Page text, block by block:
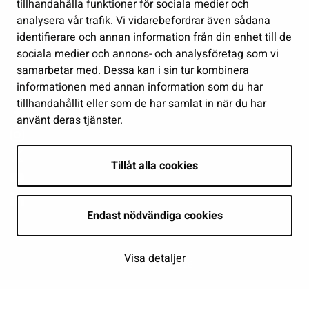
tillhandahålla funktioner för sociala medier och
analysera vår trafik. Vi vidarebefordrar även sådana
identifierare och annan information från din enhet till de
sociala medier och annons- och analysföretag som vi
samarbetar med. Dessa kan i sin tur kombinera
informationen med annan information som du har
tillhandahållit eller som de har samlat in när du har
använt deras tjänster.
Tillåt alla cookies
Endast nödvändiga cookies
Visa detaljer
Delta och sköt ärenden
Show my cookie settings
Follow us
| © Seinäjoki 2026